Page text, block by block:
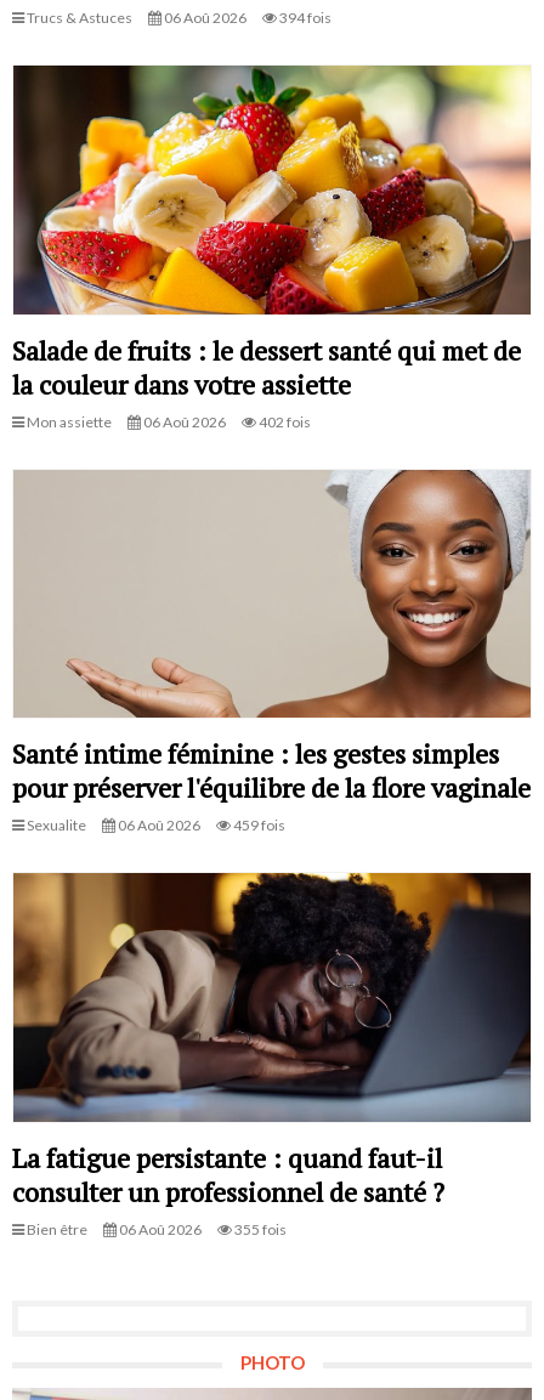
Trucs & Astuces 06 Aoû 2026 394 fois
Salade de fruits : le dessert santé qui met de
la couleur dans votre assiette
Mon assiette 06 Aoû 2026 402 fois
Santé intime féminine : les gestes simples
pour préserver l'équilibre de la flore vaginale
Sexualite 06 Aoû 2026 459 fois
La fatigue persistante : quand faut-il
consulter un professionnel de santé ?
Bien être 06 Aoû 2026 355 fois
PHOTO